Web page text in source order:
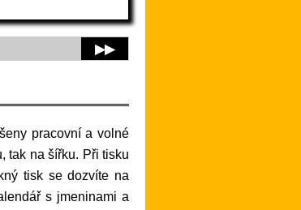
▶▶
tak na šířku. Při tisku
tisk se dozvíte na
s jmeninami a